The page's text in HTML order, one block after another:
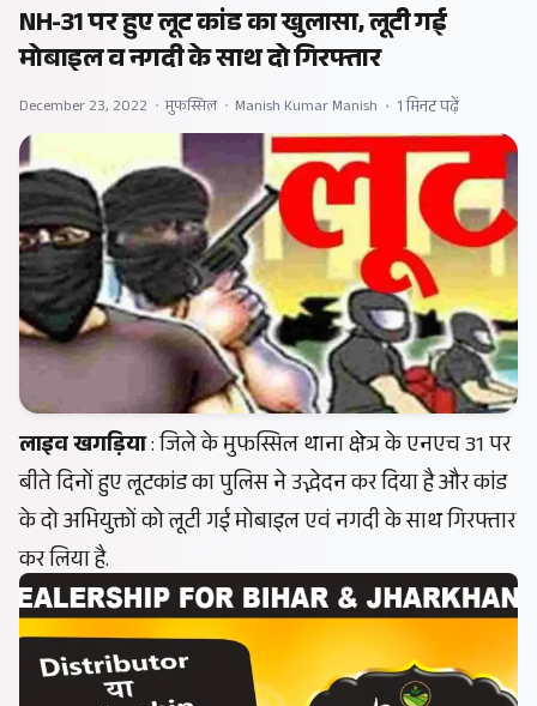
NH-31 पर हुए लूट कांड का खुलासा, लूटी गई
मोबाइल व नगदी के साथ दो गिरफ्तार
December 23, 2022 • मुफस्सिल • Manish Kumar Manish • 1 मिनट पढ़ें
लाइव खगड़िया: जिले के मुफस्सिल थाना क्षेत्र के एनएच 31 पर
बीते दिनों हुए लूटकांड का पुलिस ने उद्भेदन कर दिया है और कांड
के दो अभियुक्तों को लूटी गई मोबाइल एवं नगदी के साथ गिरफ्तार
कर लिया है.